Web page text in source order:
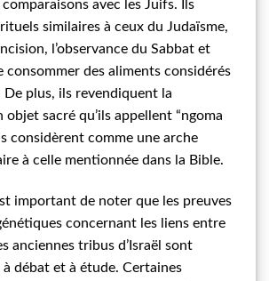
avec les Juifs. Ils
similaires à ceux du Judaïsme,
l’observance du Sabbat et
consommer des aliments considérés
De plus, ils revendiquent la
objet sacré qu’ils appellent “ngoma
considèrent comme une arche
à celle mentionnée dans la Bible.
important de noter que les preuves
concernant les liens entre
anciennes tribus d’Israël sont
débat et à étude. Certaines